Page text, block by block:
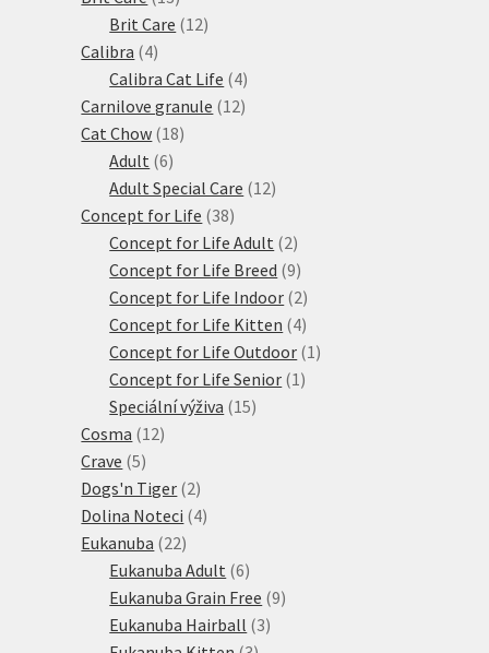
produktů
Brit Care 1212
Calibra 44
produkty
Calibra Cat Life 44
produkty
Carnilove granule 1212
Cat Chow 1818
Adult 66
produktů
Adult Special Care 1212
Concept for Life 3838
produktů
Concept for Life Adult 22
produkty
Concept for Life Breed 99
produktů
Concept for Life Indoor 22
produkty
Concept for Life Kitten 44
produkty
Concept for Life Outdoor 1 1
Concept for Life Senior 1 1
Speciální výživa 1515
Cosma 1212
Crave 55
produktů
Dogs'n Tiger 22
produkty
Dolina Noteci 44
Eukanuba 2222
produktů
Eukanuba Adult 66
produktů
Eukanuba Grain Free 99
Eukanuba Hairball 33